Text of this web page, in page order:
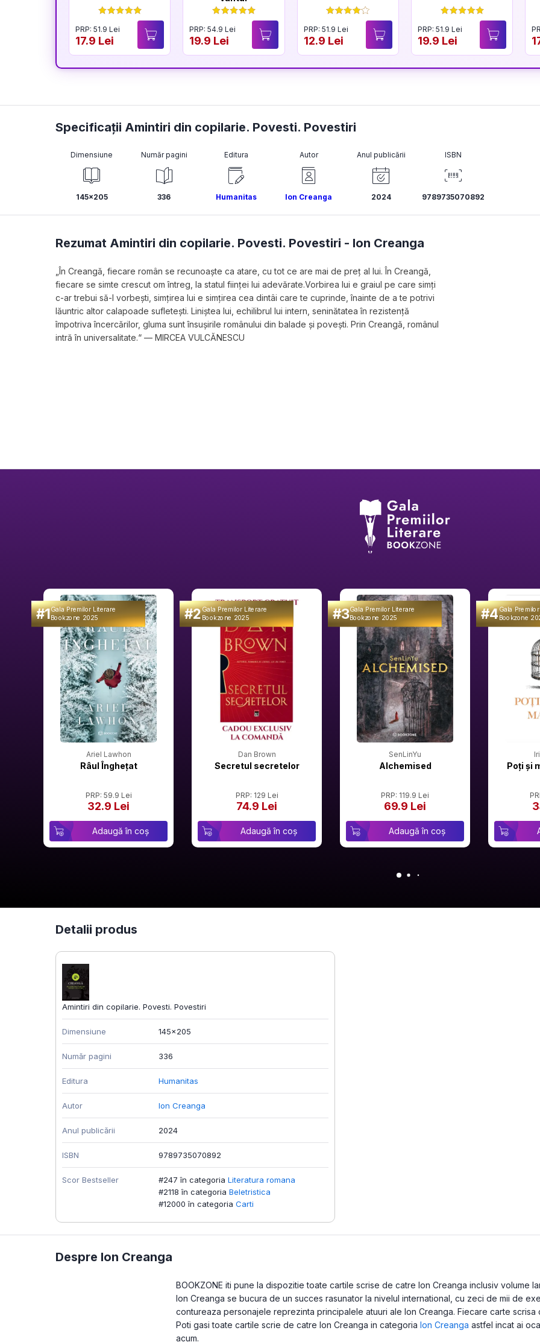
PRP: 51.9 Lei
17.9 Lei
PRP: 54.9 Lei
19.9 Lei
PRP: 51.9 Lei
12.9 Lei
PRP: 51.9 Lei
19.9 Lei
Specificații Amintiri din copilarie. Povesti. Povestiri
Dimensiune
145x205
Număr pagini
336
Editura
Humanitas
Autor
Ion Creanga
Anul publicării
2024
ISBN
9789735070892
Rezumat Amintiri din copilarie. Povesti. Povestiri - Ion Creanga
„În Creangă, fiecare român se recunoaşte ca atare, cu tot ce are mai de preţ al lui. În Creangă,
fiecare se simte crescut om întreg, la statul fiinţei lui adevărate.Vorbirea lui e graiul pe care simţi
c-ar trebui să-l vorbeşti, simţirea lui e simţirea cea dintâi care te cuprinde, înainte de a te potrivi
lăuntric altor calapoade sufleteşti. Liniştea lui, echilibrul lui intern, seninătatea în rezistenţă
împotriva încercărilor, gluma sunt însuşirile românului din balade şi poveşti. Prin Creangă, românul
intră în universalitate.“ — MIRCEA VULCĂNESCU
#1Gala Premilor Literare
Bookzone 2025
Ariel Lawhon
Râul Înghețat
PRP: 59.9 Lei
32.9 Lei
Adaugă în coș
#2Gala Premilor Literare
Bookzone 2025
Dan Brown
Secretul secretelor
PRP: 129 Lei
74.9 Lei
Adaugă în coș
#3Gala Premilor Literare
Bookzone 2025
SenLinYu
Alchemised
PRP: 119.9 Lei
69.9 Lei
Adaugă în coș
#4Gala
Bookzone
Poți și
Detalii produs
Amintiri din copilarie. Povesti. Povestiri
Dimensiune 145x205
Număr pagini 336
Editura Humanitas
Autor Ion Creanga
Anul publicării 2024
ISBN 9789735070892
Scor Bestseller #247 în categoria Literatura romana
#2118 în categoria Beletristica
#12000 în categoria Carti
Despre Ion Creanga
BOOKZONE iti pune la dispozitie toate cartile scrise de catre Ion Creanga inclusiv volume
Ion Creanga se bucura de un succes rasunator la nivelul international, cu zeci de mii de
contureaza personajele reprezinta principalele atuuri ale Ion Creanga. Fiecare carte
Poti gasi toate cartile scrie de catre Ion Creanga in categoria Ion Creanga astfel incat ai
acum.